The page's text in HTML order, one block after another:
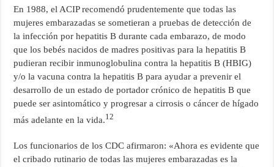
En 1988, el ACIP recomendó prudentemente que todas las
mujeres embarazadas se sometieran a pruebas de detección de
la infección por hepatitis B durante cada embarazo, de modo
que los bebés nacidos de madres positivas para la hepatitis B
pudieran recibir inmunoglobulina contra la hepatitis B (HBIG)
y/o la vacuna contra la hepatitis B para ayudar a prevenir el
desarrollo de un estado de portador crónico de hepatitis B que
puede ser asintomático y progresar a cirrosis o cáncer de hígado
más adelante en la vida.12
Los funcionarios de los CDC afirmaron: «Ahora es evidente que
el cribado rutinario de todas las mujeres embarazadas es la